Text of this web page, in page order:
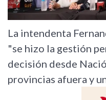
La intendenta
"se hizo la gestión
decisión desde
provincias afuera y